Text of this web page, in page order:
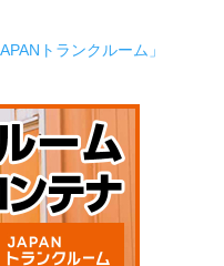
トランクルーム」